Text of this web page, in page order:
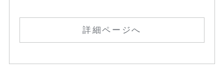
詳細ページへ